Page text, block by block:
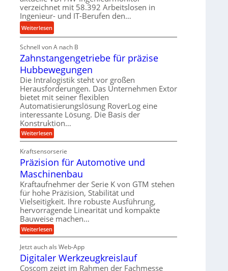
l
i
k
i
m
V
e
r
g
l
e
i
c
h
e
b
g
e
u
g
e
l
g
e
w
i
n
d
e
r
i
e
b
e
f
ü
r
r
a
t
e
i
g
e
r
t
m
s
a
t
z
u
n
d
A
u
f
t
r
a
g
s
i
n
verzeichnet mit 58.392 Arbeitslosen in
Ingenieur- und IT-Berufen den…
Weiterlesen:
M
e
h
A
r
b
e
i
t
s
l
o
s
e
w
e
n
i
g
e
r
S
t
Schnell von A nach B
Zahnstangengetriebe für präzise
Hubbewegungen
Die Intralogistik steht vor großen
Herausforderungen. Das Unternehmen Extor
bietet mit seiner flexiblen
Automatisierungslösung RoverLog eine
interessante Lösung. Die Basis der
Konstruktion…
Weiterlesen:
Z
h
n
s
t
a
n
g
e
n
g
e
t
r
i
b
e
Kraftsensorserie
Präzision für Automotive und
Maschinenbau
Kraftaufnehmer der Serie K von GTM stehen
für hohe Präzision, Stabilität und
Vielseitigkeit. Ihre robuste Ausführung,
hervorragende Linearität und kompakte
Bauweise machen…
Weiterlesen:
P
ä
z
i
Jetzt auch als Web-App
Digitaler Werkzeugkreislauf
Coscom zeigt im Rahmen der Fachmesse